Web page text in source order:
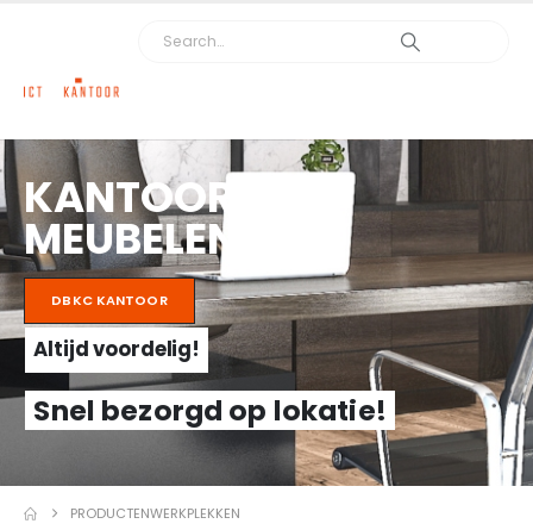
KANTOOR
MEUBELEN
DBKC KANTOOR
Altijd voordelig!
Snel bezorgd op lokatie!
PRODUCTENWERKPLEKKEN